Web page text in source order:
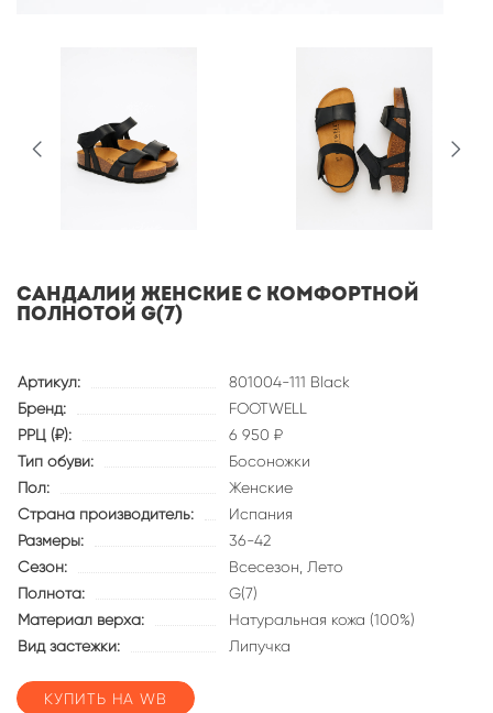
САНДАЛИИ ЖЕНСКИЕ С КОМФОРТНОЙ
ПОЛНОТОЙ G(7)
Артикул:
801004-111 Black
Бренд:
FOOTWELL
РРЦ (₽):
6 950 ₽
Тип обуви:
Босоножки
Пол:
Женские
Страна производитель:
Испания
Размеры:
36-42
Сезон:
Всесезон, Лето
Полнота:
G(7)
Материал верха:
Натуральная кожа (100%)
Вид застежки:
Липучка
КУПИТЬ НА WB